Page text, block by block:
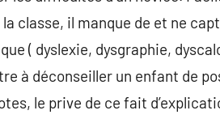
classe, il manque de et ne
( dyslexie, dysgraphie,
à déconseiller un enfant de
le prive de ce fait